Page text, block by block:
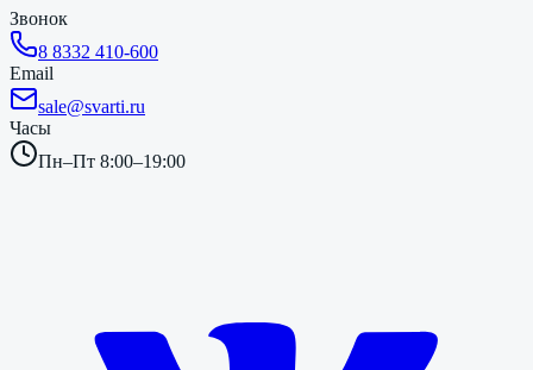
Звонок
8 8332 410-600
Email
sale@svarti.ru
Часы
Пн–Пт 8:00–19:00